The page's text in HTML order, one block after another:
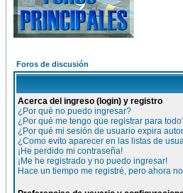
Foros de discusión
Acerca del ingreso (login) y registro
¿Por qué no puedo ingresar?
¿Por qué me tengo que registrar para
¿Por qué mi sesión de usuario expira
¿Como evito aparecer en las listas de
¡He perdido mi contraseña!
¡Me he registrado y no puedo ingresar!
Hace un tiempo me registré, pero ahora